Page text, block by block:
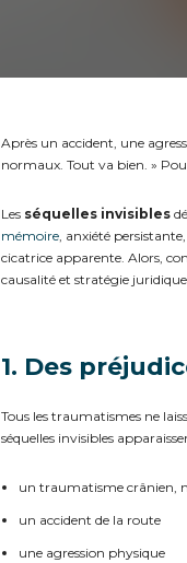
Après un accident, une
normaux. Tout va bien. »
Les séquelles invisibles
mémoire, anxiété
cicatrice apparente. Alors,
causalité et stratégie
1. Des
Tous les traumatismes ne
séquelles invisibles
un traumatisme crânien,
un accident de la route
une agression physique